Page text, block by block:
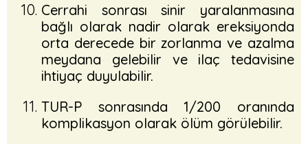
Cerrahi sonrası sinir yaralanmasına
bağlı olarak nadir olarak ereksiyonda
orta derecede bir zorlanma ve azalma
meydana gelebilir ve ilaç tedavisine
ihtiyaç duyulabilir.
TUR-P sonrasında 1/200 oranında
komplikasyon olarak ölüm görülebilir.